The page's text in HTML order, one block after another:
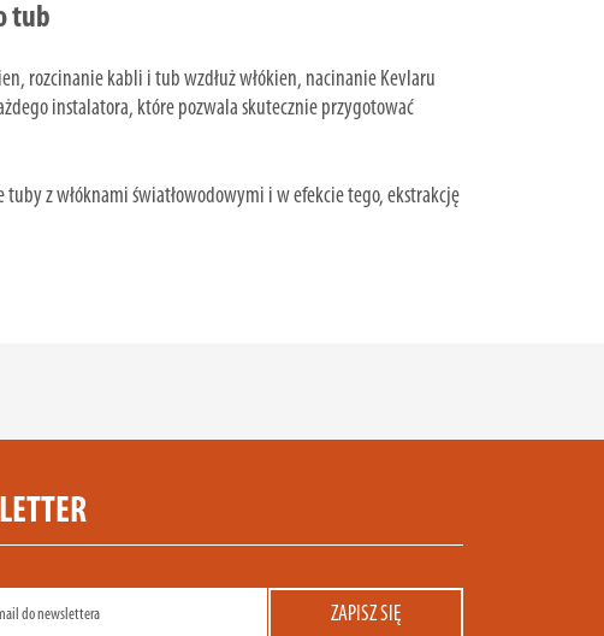
tub
rozcinanie kabli i tub wzdłuż włókien, nacinanie Kevlaru
instalatora, które pozwala skutecznie przygotować
z włóknami światłowodowymi i w efekcie tego, ekstrakcję